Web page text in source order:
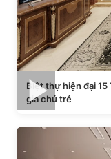
Biệt thự hiện đại
gia chủ trẻ